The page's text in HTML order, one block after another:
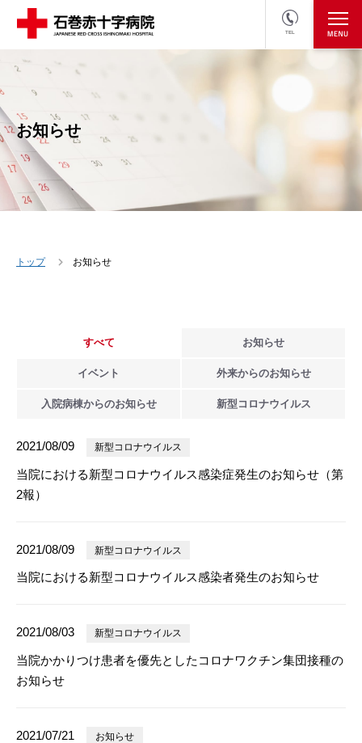
TEL
医療関係者の方
お知らせ
トップ お知らせ
すべて お知らせ
イベント 外来からのお知らせ
入院病棟からのお知らせ 新型 コロナウイルス
2021/08/09 新型コロナウイルス
当院における新型コロナウイルス感染症発生のお知らせ（第
2報）
2021/08/09 新型コロナウイルス
当院における新型コロナウイルス感染者発生のお知らせ
2021/08/03 新型コロナウイルス
当院かかりつけ患者を優先としたコロナワクチン集団接種の
お知らせ
2021/07/21 お知らせ